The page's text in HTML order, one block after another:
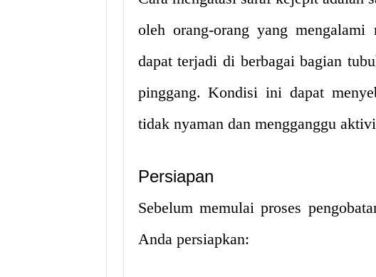
oleh orang-orang yang mengalami
dapat terjadi di berbagai bagian
pinggang. Kondisi ini dapat
tidak nyaman dan mengganggu
Persiapan
Sebelum memulai proses
Anda persiapkan: